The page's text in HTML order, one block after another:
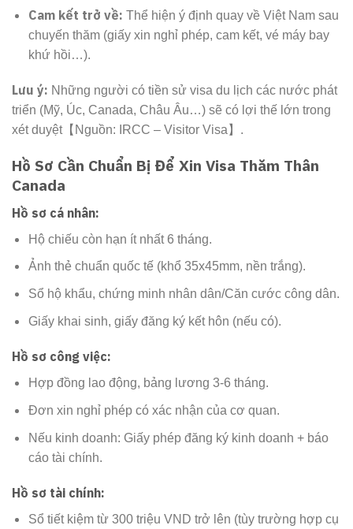
Cam kết trở về: Thể hiện ý định quay về Việt Nam sau
chuyến thăm (giấy xin nghỉ phép, cam kết, vé máy bay
khứ hồi…).
Lưu ý: Những người có tiền sử visa du lịch các nước phát
triển (Mỹ, Úc, Canada, Châu Âu…) sẽ có lợi thế lớn trong
xét duyệt【Nguồn: IRCC – Visitor Visa】.
Hồ Sơ Cần Chuẩn Bị Để Xin Visa Thăm Thân
Canada
Hồ sơ cá nhân:
Hộ chiếu còn hạn ít nhất 6 tháng.
Ảnh thẻ chuẩn quốc tế (khổ 35x45mm, nền trắng).
Sổ hộ khẩu, chứng minh nhân dân/Căn cước công dân.
Giấy khai sinh, giấy đăng ký kết hôn (nếu có).
Hồ sơ công việc:
Hợp đồng lao động, bảng lương 3-6 tháng.
Đơn xin nghỉ phép có xác nhận của cơ quan.
Nếu kinh doanh: Giấy phép đăng ký kinh doanh + báo
cáo tài chính.
Hồ sơ tài chính:
Sổ tiết kiệm từ 300 triệu VND trở lên (tùy trường hợp cụ